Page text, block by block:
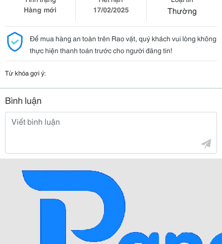
Hàng mới
17/02/2025
Thường
Để mua hàng an toàn trên Rao vặt, quý khách vui lòng không
thực hiện thanh toán trước cho người đăng tin!
Từ khóa gợi ý:
Bình luận